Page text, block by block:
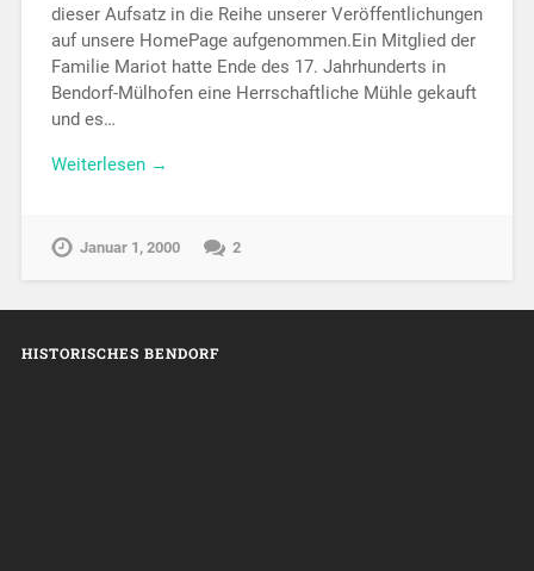
dieser Aufsatz in die Reihe unserer Veröffentlichungen
auf unsere HomePage aufgenommen.Ein Mitglied der
Familie Mariot hatte Ende des 17. Jahrhunderts in
Bendorf-Mülhofen eine Herrschaftliche Mühle gekauft
und es…
Weiterlesen →
Januar 1, 2000 2
HISTORISCHES BENDORF